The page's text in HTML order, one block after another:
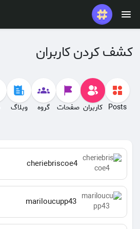
کشف کردن کاربران
Posts کاربران صفحات گروه وبلاگ
cheriebriscoe4
mariloucupp43